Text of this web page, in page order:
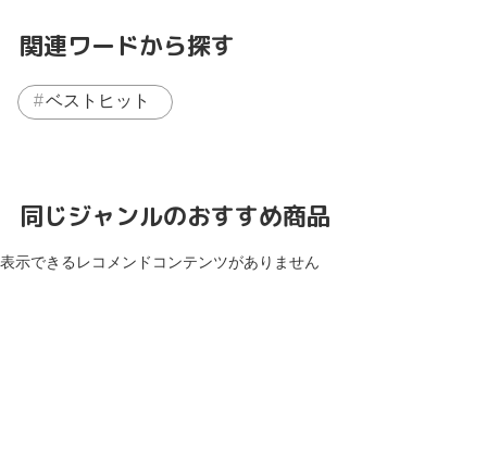
関連ワードから探す
ベストヒット
同じジャンルのおすすめ商品
表示できるレコメンドコンテンツがありません